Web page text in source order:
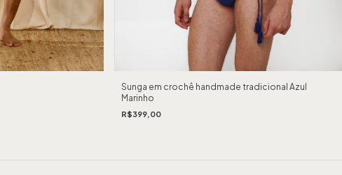
Sunga em crochê handmade tradicional Azul
Marinho
R$399,00